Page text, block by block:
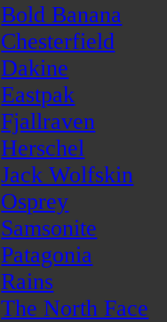
Bold Banana
Chesterfield
Dakine
Eastpak
Fjallraven
Herschel
Jack Wolfskin
Osprey
Samsonite
Patagonia
Rains
The North Face